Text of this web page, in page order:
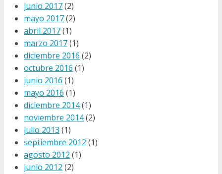
junio 2017(2)
mayo 2017(2)
abril 2017(1)
marzo 2017(1)
diciembre 2016 (2)
octubre 2016 (1)
junio 2016 (1)
mayo 2016 (1)
diciembre 2014(1)
noviembre 2014(2)
julio 2013 (1)
septiembre 2012 (1)
agosto 2012 (1)
junio 2012 (2)